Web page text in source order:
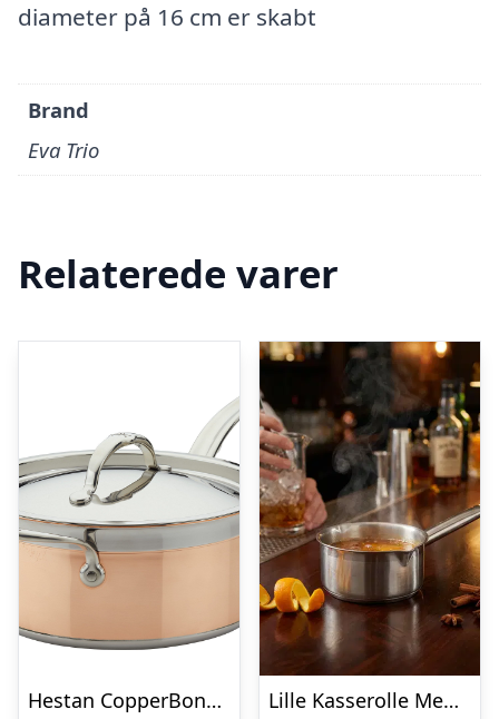
diameter på 16 cm er skabt
Brand
Eva Trio
Relaterede varer
Hestan CopperBond kasserolle 22 cm.
Lille Kasserolle Med Hældetud 3-lags 75×40 Mm